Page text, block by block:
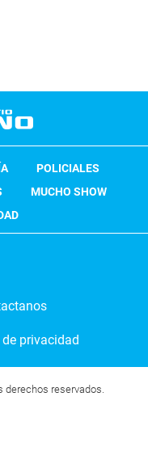
POLICIALES
MUCHO SHOW
privacidad
derechos reservados.